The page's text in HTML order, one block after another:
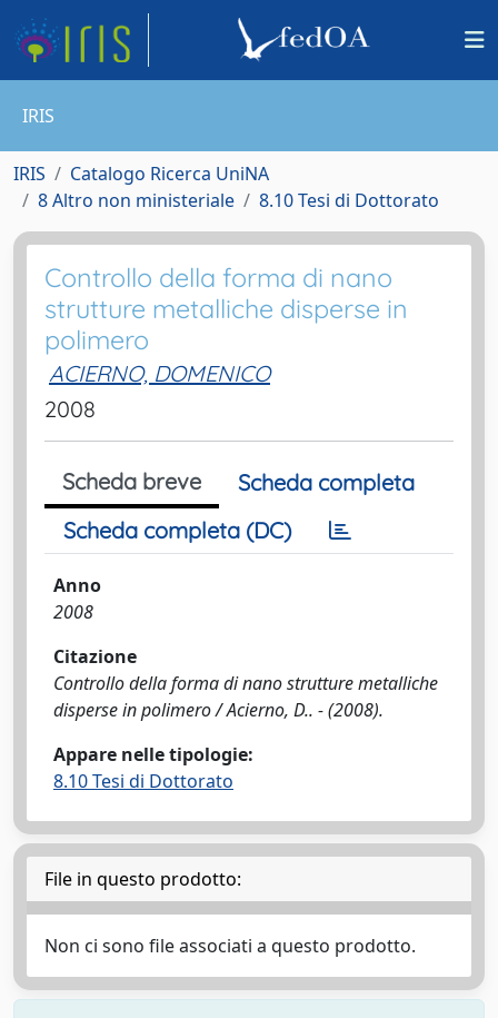
IRIS
IRIS
Catalogo Ricerca UniNA
8 Altro non ministeriale
8.10 Tesi di Dottorato
Controllo della forma di nano
strutture metalliche disperse in
polimero
ACIERNO, DOMENICO
2008
Scheda breve
Scheda completa
Scheda completa (DC)
Anno
2008
Citazione
Controllo della forma di nano strutture metalliche
disperse in polimero / Acierno, D.. - (2008).
Appare nelle tipologie:
8.10 Tesi di Dottorato
File in questo prodotto:
Non ci sono file associati a questo prodotto.